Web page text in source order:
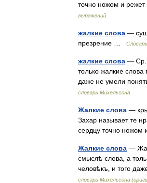
точно ножом и
выражений
жалкие слова —
презрение …
жалкие слова — Ср.
только жалкие
даже не умели
словарь Михельсона
Жалкие слова —
Захар называет те
сердцу точно
Жалкие слова —
смыслѣ слова, а
человѣкъ, и того
словарь Михельсона